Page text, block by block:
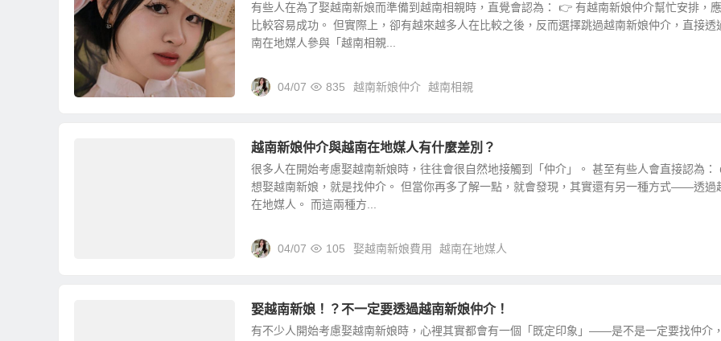
有些人在為了娶越南新娘而準備到越南相親時，直覺會認為： 👉 有越南新娘仲介幫忙安排，
比較容易成功。 但實際上，卻有越來越多人在比較之後，反而選擇跳過越南新娘仲介，直接透
南在地媒人參與「越南相親...
04/07 835 越南新娘仲介 越南相親
越南新娘仲介與越南在地媒人有什麼差別？
很多人在開始考慮娶越南新娘時，往往會很自然地接觸到「仲介」。 甚至有些人會直接認為：
想娶越南新娘，就是找仲介。 但當你再多了解一點，就會發現，其實還有另一種方式——透過
在地媒人。 而這兩種方...
04/07 105 娶越南新娘費用 越南在地媒人
娶越南新娘！？不一定要透過越南新娘仲介！
有不少人開始考慮娶越南新娘時，心裡其實都會有一個「既定印象」——是不是一定要找仲介